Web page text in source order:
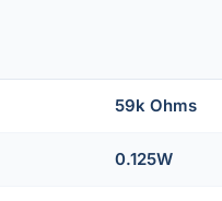
59k Ohms
0.125W